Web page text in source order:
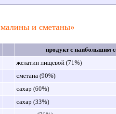
и сметаны»
продукт с наибольшим
желатин пищевой (71%)
сметана (90%)
сахар (60%)
сахар (33%)